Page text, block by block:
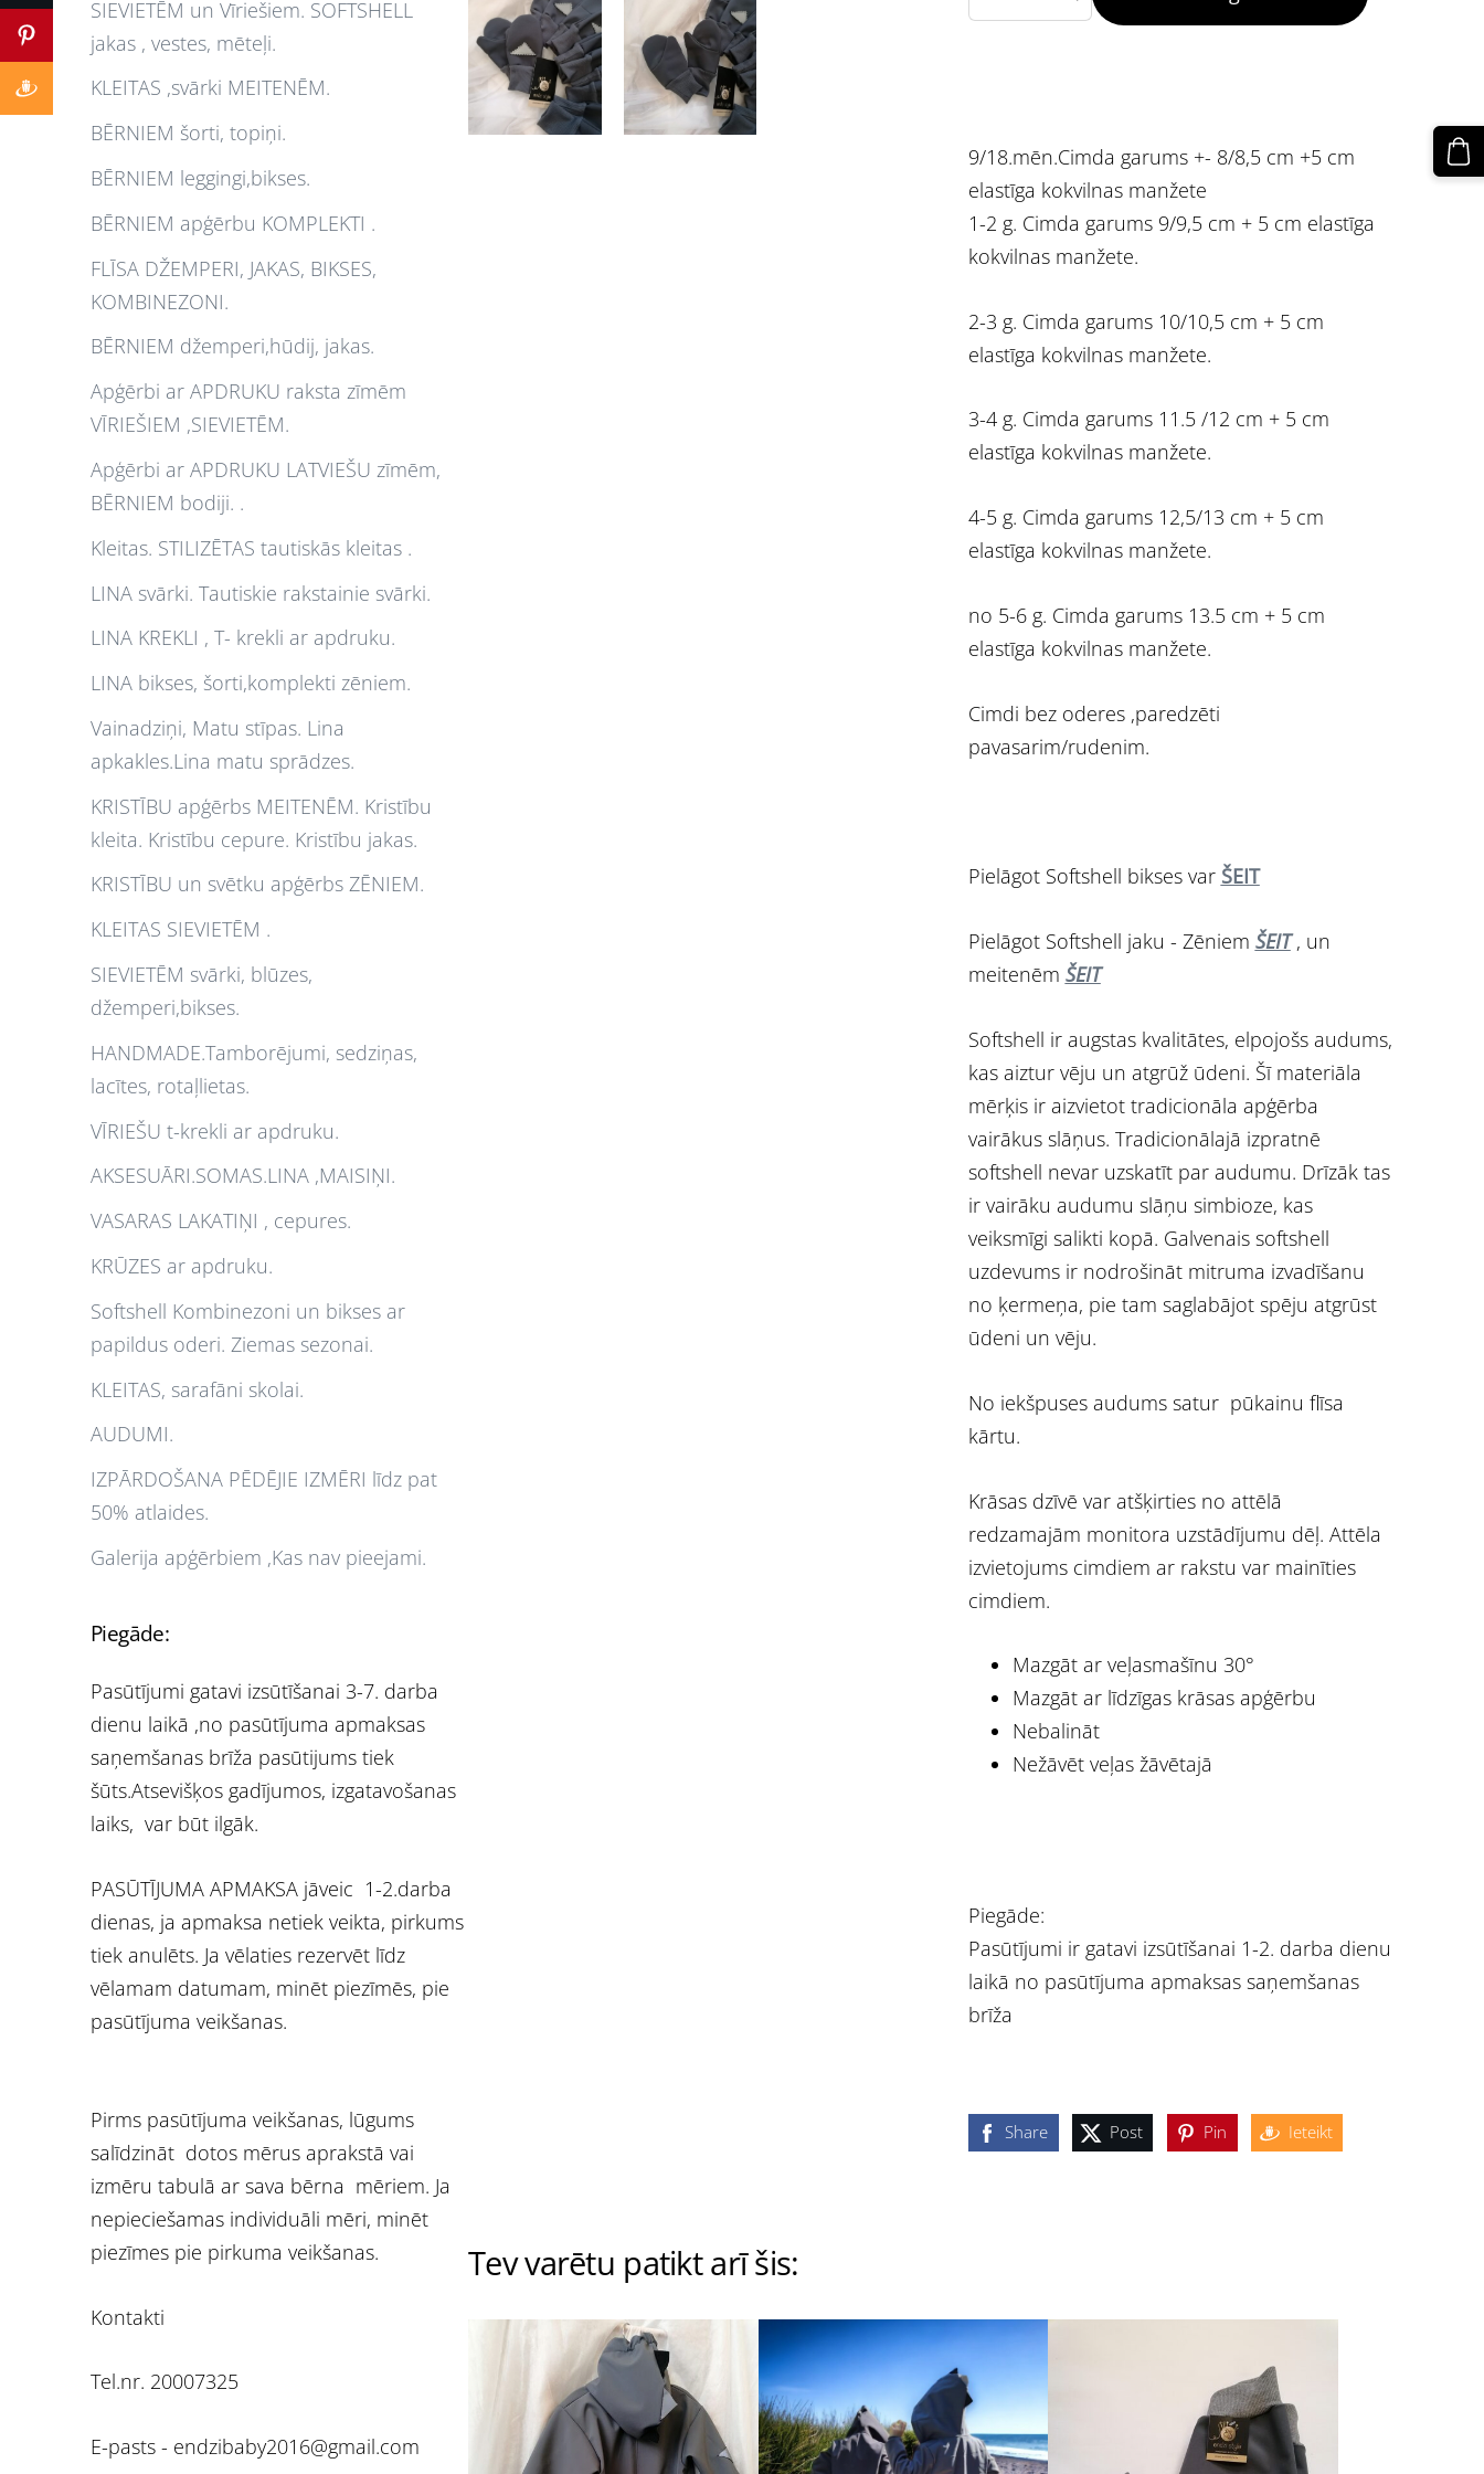
SIEVIETĒM un Vīriešiem. SOFTSHELL
jakas , vestes, mēteļi.
KLEITAS ,svārki MEITENĒM.
BĒRNIEM šorti, topiņi.
BĒRNIEM leggingi,bikses.
BĒRNIEM apģērbu KOMPLEKTI .
FLĪSA DŽEMPERI, JAKAS, BIKSES,
KOMBINEZONI.
BĒRNIEM džemperi,hūdij, jakas.
Apģērbi ar APDRUKU raksta zīmēm
VĪRIEŠIEM ,SIEVIETĒM.
Apģērbi ar APDRUKU LATVIEŠU zīmēm,
BĒRNIEM bodiji. .
Kleitas. STILIZĒTAS tautiskās kleitas .
LINA svārki. Tautiskie rakstainie svārki.
LINA KREKLI , T- krekli ar apdruku.
LINA bikses, šorti,komplekti zēniem.
Vainadziņi, Matu stīpas. Lina
apkakles.Lina matu sprādzes.
KRISTĪBU apģērbs MEITENĒM. Kristību
kleita. Kristību cepure. Kristību jakas.
KRISTĪBU un svētku apģērbs ZĒNIEM.
KLEITAS SIEVIETĒM .
SIEVIETĒM svārki, blūzes,
džemperi,bikses.
HANDMADE.Tamborējumi, sedziņas,
lacītes, rotaļlietas.
VĪRIEŠU t-krekli ar apdruku.
AKSESUĀRI.SOMAS.LINA ,MAISIŅI.
VASARAS LAKATIŅI , cepures.
KRŪZES ar apdruku.
Softshell Kombinezoni un bikses ar
papildus oderi. Ziemas sezonai.
KLEITAS, sarafāni skolai.
AUDUMI.
IZPĀRDOŠANA PĒDĒJIE IZMĒRI līdz pat
50% atlaides.
Galerija apģērbiem ,Kas nav pieejami.
Piegāde:
Pasūtījumi gatavi izsūtīšanai 3-7. darba
dienu laikā ,no pasūtījuma apmaksas
saņemšanas brīža pasūtijums tiek
šūts.Atsevišķos gadījumos, izgatavošanas
laiks, var būt ilgāk.
PASŪTĪJUMA APMAKSA jāveic 1-2.darba
dienas, ja apmaksa netiek veikta, pirkums
tiek anulēts. Ja vēlaties rezervēt līdz
vēlamam datumam, minēt piezīmēs, pie
pasūtījuma veikšanas.
Pirms pasūtījuma veikšanas, lūgums
salīdzināt dotos mērus aprakstā vai
izmēru tabulā ar sava bērna mēriem. Ja
nepieciešamas individuāli mēri, minēt
piezīmes pie pirkuma veikšanas.
Kontakti
Tel.nr. 20007325
E-pasts - endzibaby2016@gmail.com
9/18.mēn.Cimda garums +- 8/8,5 cm +5 cm
elastīga kokvilnas manžete
1-2 g. Cimda garums 9/9,5 cm + 5 cm elastīga
kokvilnas manžete.
2-3 g. Cimda garums 10/10,5 cm + 5 cm
elastīga kokvilnas manžete.
3-4 g. Cimda garums 11.5 /12 cm + 5 cm
elastīga kokvilnas manžete.
4-5 g. Cimda garums 12,5/13 cm + 5 cm
elastīga kokvilnas manžete.
no 5-6 g. Cimda garums 13.5 cm + 5 cm
elastīga kokvilnas manžete.
Cimdi bez oderes ,paredzēti
pavasarim/rudenim.
Pielāgot Softshell bikses var ŠEIT
Pielāgot Softshell jaku - Zēniem ŠEIT, un
meitenēm ŠEIT
Softshell ir augstas kvalitātes, elpojošs audums,
kas aiztur vēju un atgrūž ūdeni. Šī materiāla
mērķis ir aizvietot tradicionāla apģērba
vairākus slāņus. Tradicionālajā izpratnē
softshell nevar uzskatīt par audumu. Drīzāk tas
ir vairāku audumu slāņu simbioze, kas
veiksmīgi salikti kopā. Galvenais softshell
uzdevums ir nodrošināt mitruma izvadīšanu
no ķermeņa, pie tam saglabājot spēju atgrūst
ūdeni un vēju.
No iekšpuses audums satur pūkainu flīsa
kārtu.
Krāsas dzīvē var atšķirties no attēlā
redzamajām monitora uzstādījumu dēļ. Attēla
izvietojums cimdiem ar rakstu var mainīties
cimdiem.
Mazgāt ar veļasmašīnu 30°
Mazgāt ar līdzīgas krāsas apģērbu
Nebalināt
Nežāvēt veļas žāvētajā
Piegāde:
Pasūtījumi ir gatavi izsūtīšanai 1-2. darba dienu
laikā no pasūtījuma apmaksas saņemšanas
brīža
Share Post Pin Ieteikt
Tev varētu patikt arī šis: